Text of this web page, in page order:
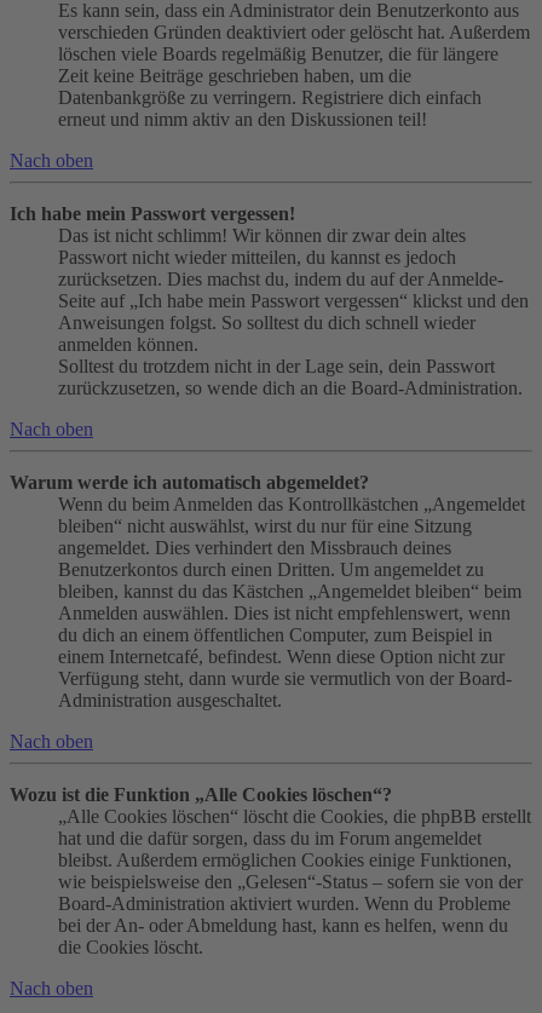
Es kann sein, dass ein Administrator dein Benutzerkonto aus
verschieden Gründen deaktiviert oder gelöscht hat. Außerdem
löschen viele Boards regelmäßig Benutzer, die für längere
Zeit keine Beiträge geschrieben haben, um die
Datenbankgröße zu verringern. Registriere dich einfach
erneut und nimm aktiv an den Diskussionen teil!
Nach oben
Ich habe mein Passwort vergessen!
Das ist nicht schlimm! Wir können dir zwar dein altes
Passwort nicht wieder mitteilen, du kannst es jedoch
zurücksetzen. Dies machst du, indem du auf der Anmelde-
Seite auf „Ich habe mein Passwort vergessen“ klickst und den
Anweisungen folgst. So solltest du dich schnell wieder
anmelden können.
Solltest du trotzdem nicht in der Lage sein, dein Passwort
zurückzusetzen, so wende dich an die Board-Administration.
Nach oben
Warum werde ich automatisch abgemeldet?
Wenn du beim Anmelden das Kontrollkästchen „Angemeldet
bleiben“ nicht auswählst, wirst du nur für eine Sitzung
angemeldet. Dies verhindert den Missbrauch deines
Benutzerkontos durch einen Dritten. Um angemeldet zu
bleiben, kannst du das Kästchen „Angemeldet bleiben“ beim
Anmelden auswählen. Dies ist nicht empfehlenswert, wenn
du dich an einem öffentlichen Computer, zum Beispiel in
einem Internetcafé, befindest. Wenn diese Option nicht zur
Verfügung steht, dann wurde sie vermutlich von der Board-
Administration ausgeschaltet.
Nach oben
Wozu ist die Funktion „Alle Cookies löschen“?
„Alle Cookies löschen“ löscht die Cookies, die phpBB erstellt
hat und die dafür sorgen, dass du im Forum angemeldet
bleibst. Außerdem ermöglichen Cookies einige Funktionen,
wie beispielsweise den „Gelesen“-Status – sofern sie von der
Board-Administration aktiviert wurden. Wenn du Probleme
bei der An- oder Abmeldung hast, kann es helfen, wenn du
die Cookies löscht.
Nach oben